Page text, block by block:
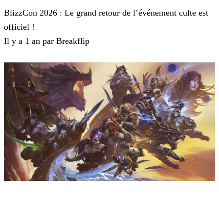
BlizzCon 2026 : Le grand retour de l’événement culte est
officiel !
Il y a 1 an par Breakflip